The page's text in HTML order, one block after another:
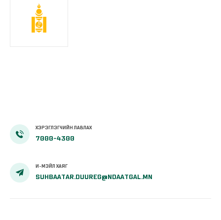
ХЭРЭГЛЭГЧИЙН ЛАВЛАХ
7000-4300
И-МЭЙЛ ХАЯГ
SUHBAATAR.DUUREG@NDAATGAL.MN